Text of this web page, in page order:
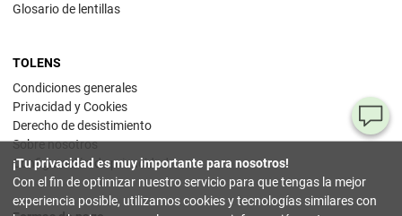
Glosario de lentillas
TOLENS
Condiciones generales
Privacidad y Cookies
Derecho de desistimiento
Sobre nosotros
Configuración de privacidad
¡Tu privacidad es muy importante para nosotros!
Con el fin de optimizar nuestro servicio para que tengas la mejor
experiencia posible, utilizamos cookies y tecnologías similares con